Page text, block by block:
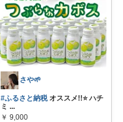
さや🌱
#ふるさと納税オススメ!!⭐️ ハチ
ミ ...
￥ 9,000